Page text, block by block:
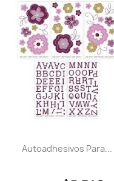
Autoadhesivos Para...